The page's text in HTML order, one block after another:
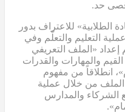
حد.
الطلابية» للاعتراف بدور
التعليم والتعلّم وفي
«الملف التعريفي
والمهارات والقدرات
انطلاقاً من مفهوم
الملف من خلال عملية
الشركاء والمدارس